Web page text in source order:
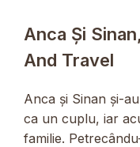
Anca Și
And Travel
Anca și Sinan și-
ca un cuplu, iar
familie.